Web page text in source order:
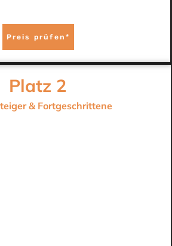
Preis prüfen*
Platz 2
& Fortgeschrittene